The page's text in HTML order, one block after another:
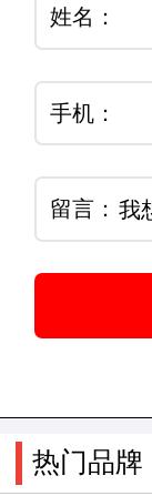
姓名：
手机：
留言：
热门品牌